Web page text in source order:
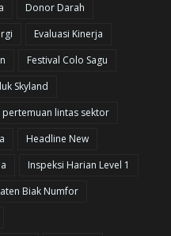
Donor Darah
Evaluasi Kinerja
Festival Colo Sagu
Skyland
pertemuan lintas sektor
Headline New
Inspeksi Harian Level 1
Biak Numfor